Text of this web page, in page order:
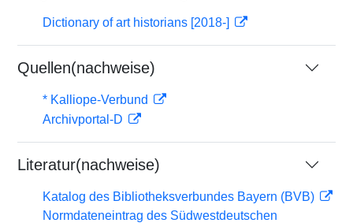
Dictionary of art historians [2018-]
Quellen(nachweise)
* Kalliope-Verbund
Archivportal-D
Literatur(nachweise)
Katalog des Bibliotheksverbundes Bayern (BVB)
Normdateneintrag des Südwestdeutschen